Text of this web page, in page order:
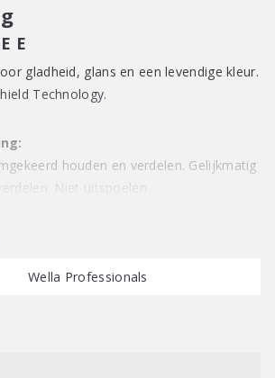
E
gladheid, glans en een levendige kleur.
Technology.
houden en verdelen. Gelijkmatig
Niet uitspoelen
Wella Professionals